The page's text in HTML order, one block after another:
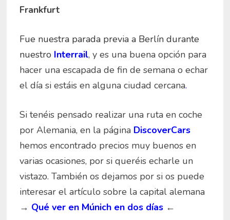
Frankfurt
Fue nuestra parada previa a Berlín durante
nuestro Interrail, y es una buena opción para
hacer una escapada de fin de semana o echar
el día si estáis en alguna ciudad cercana.
Si tenéis pensado realizar una ruta en coche
por Alemania, en la página DiscoverCars
hemos encontrado precios muy buenos en
varias ocasiones, por si queréis echarle un
vistazo. También os dejamos por si os puede
interesar el artículo sobre la capital alemana
→ Qué ver en Múnich en dos días←